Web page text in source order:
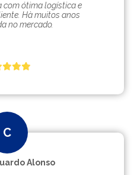
com ótima logística e
Hà muitos anos
no mercado.
Alonso